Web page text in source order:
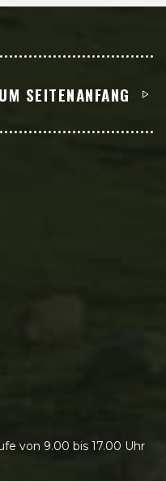
SEITENANFANG
von 9.00 bis 17.00 Uhr